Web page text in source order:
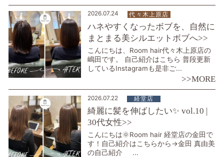
2026.07.24 代々木上原店
ハネやすくなったボブを、自然に
まとまる美シルエットボブへ>>
こんにちは、Room hair代々木上原店の
嶋田です。 自己紹介はこちら 普段更新
しているInstagramも是非ご...
>>MORE
2026.07.22 経堂店
綺麗に髪を伸ばしたい✨ vol.10 |
30代女性>>
こんにちは🌞Room hair 経堂店の金田で
す！自己紹介はこちらから→金田 真由美
の自己紹介 ...